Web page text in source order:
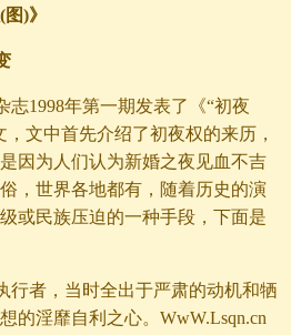
)》
志1998年第一期发表了《“初夜
文中首先介绍了初夜权的来历，
因为人们认为新婚之夜见血不吉
，世界各地都有，随着历史的演
或民族压迫的一种手段，下面是
行者，当时全出于严肃的动机和牺
的淫靡自利之心。WwW.Lsqn.cn